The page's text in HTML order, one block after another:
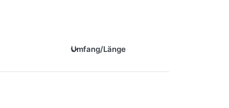
Umfang/Länge